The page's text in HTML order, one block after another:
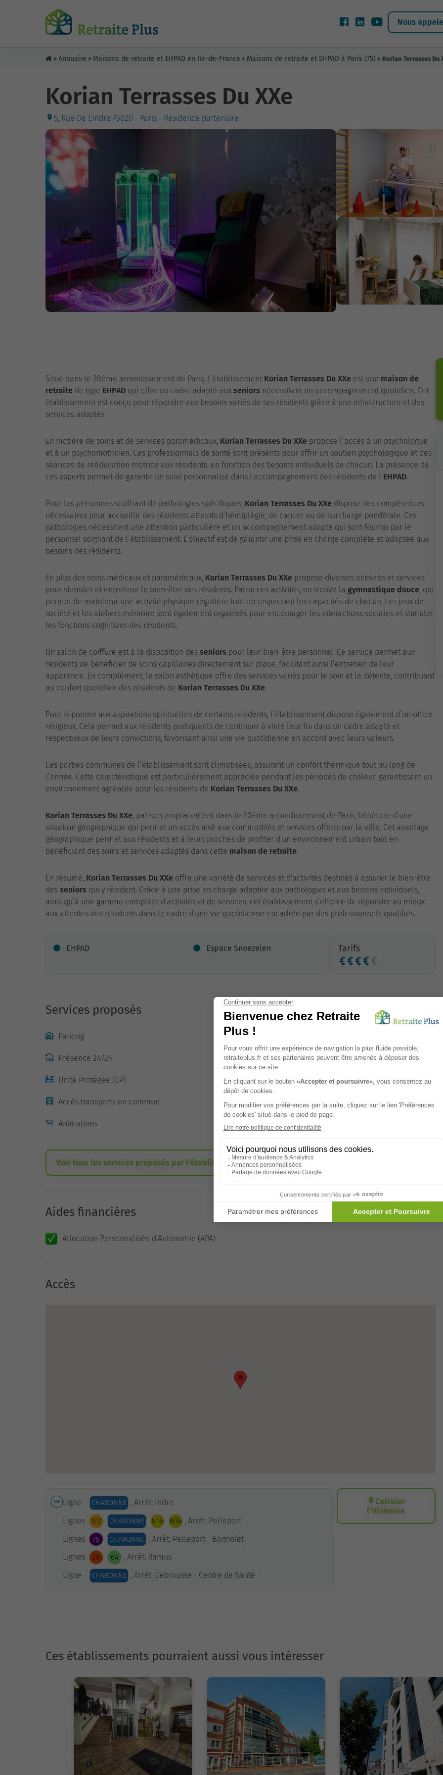
Nous
> Annuaire > Maisons de retraite et EHPAD en Ile-de-France > Maisons de retraite et EHPAD à Paris (75) > Korian Terrasses Du
Korian Terrasses Du XXe
5, Rue De L'indre 75020 - Paris - Résidence partenaire
Situé dans le 20ème arrondissement de Paris, l’établissement Korian Terrasses Du XXe est une maison de
retraite de type EHPAD qui offre un cadre adapté aux seniors nécessitant un accompagnement quotidien. Cet
établissement est conçu pour répondre aux besoins variés de ses résidents grâce à une infrastructure et des
services adaptés.
En matière de soins et de services paramédicaux, Korian Terrasses Du XXe propose l’accès à un psychologue
et à un psychomotricien. Ces professionnels de santé sont présents pour offrir un soutien psychologique et des
séances de rééducation motrice aux résidents, en fonction des besoins individuels de chacun. La présence de
ces experts permet de garantir un suivi personnalisé dans l'accompagnement des résidents de l’EHPAD.
Pour les personnes souffrant de pathologies spécifiques, Korian Terrasses Du XXe dispose des compétences
nécessaires pour accueillir des résidents atteints d’hémiplégie, de cancer ou de surcharge pondérale. Ces
pathologies nécessitent une attention particulière et un accompagnement adapté qui sont fournis par le
personnel soignant de l’établissement. L’objectif est de garantir une prise en charge complète et adaptée aux
besoins des résidents.
En plus des soins médicaux et paramédicaux, Korian Terrasses Du XXe propose diverses activités et services
pour stimuler et entretenir le bien-être des résidents. Parmi ces activités, on trouve la gymnastique douce, qui
permet de maintenir une activité physique régulière tout en respectant les capacités de chacun. Les jeux de
société et les ateliers mémoire sont également organisés pour encourager les interactions sociales et stimuler
les fonctions cognitives des résidents.
Un salon de coiffure est à la disposition des seniors pour leur bien-être personnel. Ce service permet aux
résidents de bénéficier de soins capillaires directement sur place, facilitant ainsi l’entretien de leur
apparence. En complément, le salon esthétique offre des services variés pour le soin et la détente, contribuant
au confort quotidien des résidents de Korian Terrasses Du XXe.
Pour répondre aux aspirations spirituelles de certains résidents, l’établissement dispose également d’un office
religieux. Cela permet aux résidents pratiquants de continuer à vivre leur foi dans un cadre adapté et
respectueux de leurs convictions, favorisant ainsi une vie quotidienne en accord avec leurs valeurs.
Les parties communes de l’établissement sont climatisées, assurant un confort thermique tout au long de
l’année. Cette caractéristique est particulièrement appréciée pendant les périodes de chaleur, garantissant un
environnement agréable pour les résidents de Korian Terrasses Du XXe.
Korian Terrasses Du XXe, par son emplacement dans le 20ème arrondissement de Paris, bénéficie d’une
situation géographique qui permet un accès aisé aux commodités et services offerts par la ville. Cet avantage
géographique permet aux résidents et à leurs proches de profiter d'un environnement urbain tout en
bénéficiant des soins et services adaptés dans cette maison de retraite.
En résumé, Korian Terrasses Du XXe offre une variété de services et d'activités destinés à assurer le bien-être
des seniors qui y résident. Grâce à une prise en charge adaptée aux pathologies et aux besoins individuels,
ainsi qu’à une gamme complète d'activités et de services, cet établissement s’efforce de répondre au mieux
aux attentes des résidents dans le cadre d'une vie quotidienne encadrée par des professionnels qualifiés.
EHPAD Espace Snoezelen Tarifs
Services proposés
Parking
Présence 24/24 Restauration
Unité Protégée (UP) Office religieux
Accès transports en commun Ascenseur
Animations Climatisation
Voir tous les services proposés par l’établissement
Aides financières
Allocation Personnalisée d'Autonomie (APA)
Accès
Ligne CHARONNE , Arrêt: Indre
Lignes
102 CHARONNE N16 N34
, Arrêt: Pelleport
Lignes
76 CHARONNE
, Arrêt: Pelleport - Bagnolet
Lignes
26 64
, Arrêt: Ramus
Ligne
CHARONNE , Arrêt: Debrousse - Centre de Santé
Calculer
l’itinéraire
Ces établissements pourraient aussi vous intéresser